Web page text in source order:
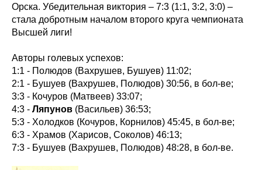
Орска. Убедительная виктория – 7:3 (1:1, 3:2, 3:0) –
стала добротным началом второго круга чемпионата
Высшей лиги!
Авторы голевых успехов:
1:1 - Полюдов (Вахрушев, Бушуев) 11:02;
2:1 - Бушуев (Вахрушев, Полюдов) 30:56, в бол-ве;
3:3 - Кочуров (Матвеев) 33:07;
4:3 - Ляпунов (Васильев) 36:53;
5:3 - Холодков (Кочуров, Корнилов) 45:45, в бол-ве;
6:3 - Храмов (Харисов, Соколов) 46:13;
7:3 - Бушуев (Вахрушев, Полюдов) 48:28, в бол-ве.